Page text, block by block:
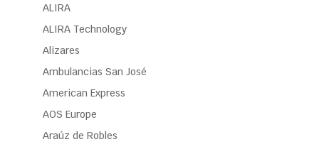
ALIRA
ALIRA Technology
Alizares
Ambulancias San José
American Express
AOS Europe
Araúz de Robles